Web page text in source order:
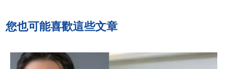
您也可能喜歡這些文章